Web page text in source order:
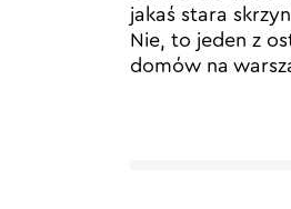
jakaś stara
Nie, to jeden z
domów na